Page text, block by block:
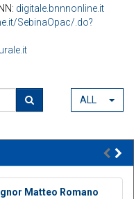
digitale.bnnnonline.it
SebinaOpac/.do?
ALL
Matteo Romano